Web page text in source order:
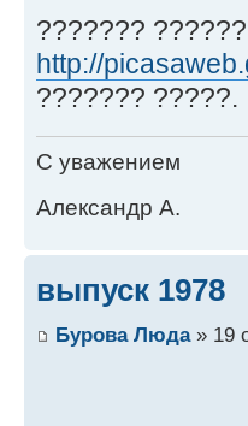
???????
http://
??????? ?????.
С уважением
Александр А.
выпуск 1978
Бурова Люда» 19